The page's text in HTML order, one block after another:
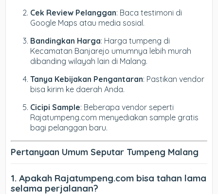
Cek Review Pelanggan: Baca testimoni di
Google Maps atau media sosial.
Bandingkan Harga: Harga tumpeng di
Kecamatan Banjarejo umumnya lebih murah
dibanding wilayah lain di Malang.
Tanya Kebijakan Pengantaran: Pastikan vendor
bisa kirim ke daerah Anda.
Cicipi Sample: Beberapa vendor seperti
Rajatumpeng.com menyediakan sample gratis
bagi pelanggan baru.
Pertanyaan Umum Seputar Tumpeng Malang
1. Apakah Rajatumpeng.com bisa tahan lama
selama perjalanan?